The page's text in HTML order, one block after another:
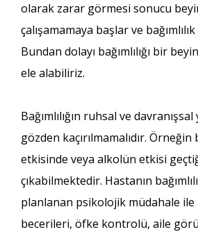
olarak zarar görmesi sonucu
çalışamamaya başlar ve
Bundan dolayı bağımlılığı bir
ele alabiliriz.
Bağımlılığın ruhsal ve
gözden kaçırılmamalıdır.
etkisinde veya alkolün etkisi
çıkabilmektedir. Hastanın
planlanan psikolojik müdahale ile
becerileri, öfke kontrolü, aile